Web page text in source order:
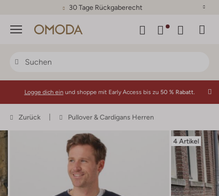
30 Tage Rückgaberecht
Menü
Logge dich ein und shoppe mit Early Access bis zu 50 % Rabatt.
Zurück Pullover & Cardigans Herren
4 Artikel